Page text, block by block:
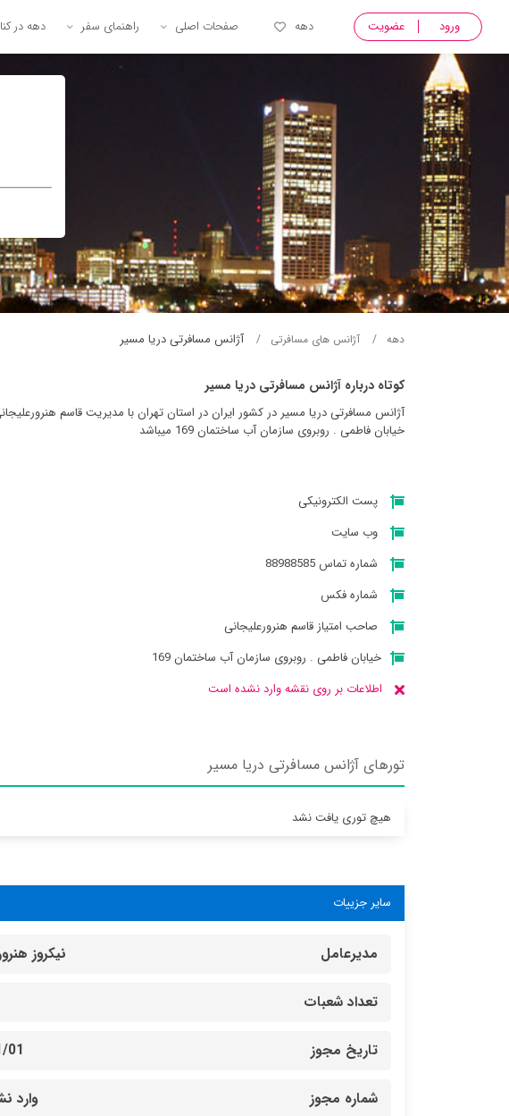
ورود عضویت دهه صفحات اصلی راهنمای سفر دهه در
دهه آژانس های مسافرتی آژانس مسافرتی دريا مسير
کوتاه درباره آژانس مسافرتی دريا مسير
آژانس مسافرتی دريا مسير در کشور ایران در استان تهران با مدیریت قاسم
خیابان فاطمی . روبروی سازمان آب ساختمان 169 میباشد
پست الکترونیکی
وب سایت
شماره تماس 88988585
شماره فکس
صاحب امتیاز قاسم هنرورعلیجانی
خیابان فاطمی . روبروی سازمان آب ساختمان 169
اطلاعات بر روی نقشه وارد نشده است
تورهای آژانس مسافرتی دريا مسير
هیچ توری یافت نشد
سایر جزییات
مدیرعامل نیکروز
تعداد شعبات
تاریخ مجوز 01
شماره مجوز وارد